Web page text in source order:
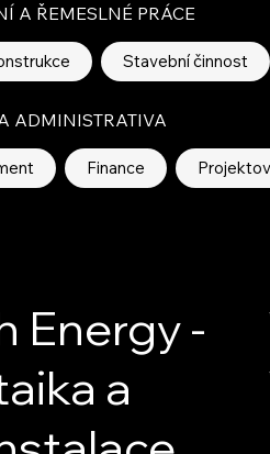
A ŘEMESLNÉ PRÁCE
Stavební činnost
ADMINISTRATIVA
Finance
Energy -
a